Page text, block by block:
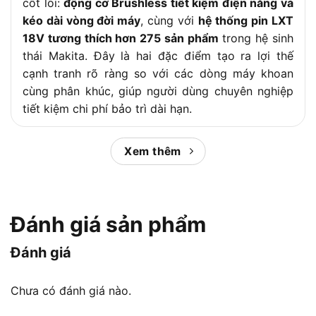
kéo dài vòng đời máy, cùng với hệ thống pin LXT
18V tương thích hơn 275 sản phẩm trong hệ sinh
thái Makita. Đây là hai đặc điểm tạo ra lợi thế
cạnh tranh rõ ràng so với các dòng máy khoan
cùng phân khúc, giúp người dùng chuyên nghiệp
tiết kiệm chi phí bảo trì dài hạn.
Để đưa ra quyết định mua đúng đắn,
sẽ phân tích toàn diện Makita DHP486Z: từ
cho đến so sánh với các dòng máy khoan khác
trên thị trường. Thông qua đó, bạn sẽ nắm rõ liệu
DHP486Z có phải là lựa chọn phù hợp với nhu cầu
và ngân sách của mình hay không.
Xem thêm
Đánh giá sản phẩm
Đánh giá
Chưa có đánh giá nào.